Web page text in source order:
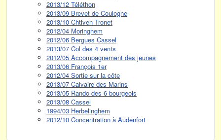
2013/12 Téléthon
2013/09 Brevet de Coulogne
2013/10 Chtiven Tronet
2012/04 Moringhem
2012/06 Bergues Cassel
2013/07 Col des 4 vents
2012/05 Accompagnement des jeunes
2013/06 François 1er
2012/04 Sortie sur la côte
2013/07 Calvaire des Marins
2013/05 Rando des 6 bourgeois
2013/08 Cassel
1994/03 Herbelinghem
2012/10 Concentration à Audenfort